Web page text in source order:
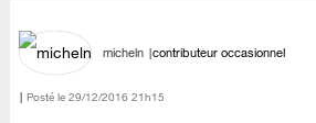
micheln contributeur occasionnel
Posté le ‎29/12/2016 21h15